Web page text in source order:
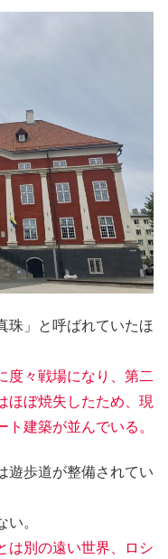
珠」と呼ばれていたほ
度々戦場になり、第二
ほぼ焼失したため、現
建築が並んでいる。
遊歩道が整備されてい
。
は別の遠い世界、ロシ